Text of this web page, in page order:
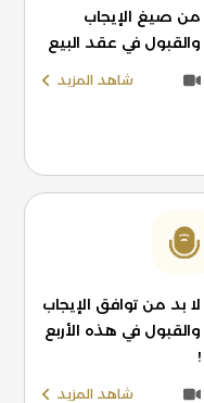
من صيغ الإيجاب
والقبول في عقد البيع
شاهد المزيد
لا بد من توافق الإيجاب
والقبول في هذه الأربع
!
شاهد المزيد